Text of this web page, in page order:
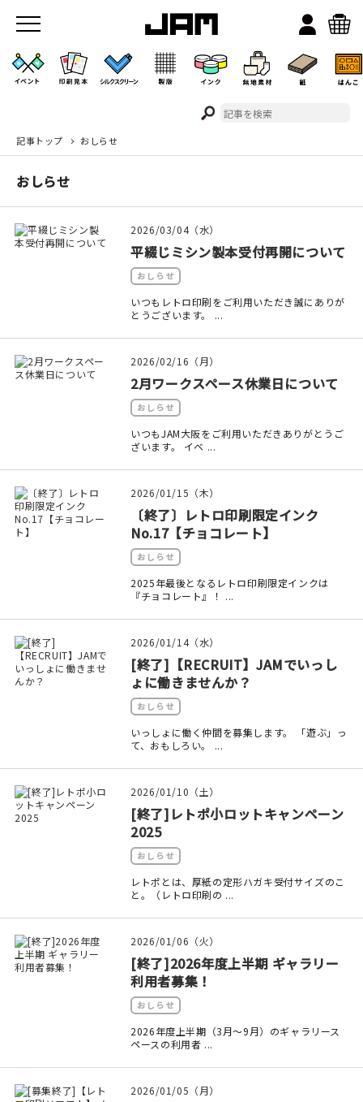
JAMのこと
お店/ワークスペース
イベント
印刷見本
紙
本
はんこ
JAMグッズ
ギャラリー
マイアカウント
記事トップ おしらせ
おしらせ
2026/03/04（水）
平綴じミシン製本受付再開について
おしらせ
いつもレトロ印刷をご利用いただき誠にありが
とうございます。 ...
2026/02/16（月）
2月ワークスペース休業日について
おしらせ
いつもJAM大阪をご利用いただきありがとうご
ざいます。 イベ ...
2026/01/15（木）
〔終了〕レトロ印刷限定インク
No.17【チョコレート】
おしらせ
2025年最後となるレトロ印刷限定インクは
『チョコレート』！ ...
2026/01/14（水）
[終了]【RECRUIT】JAMでいっし
ょに働きませんか？
おしらせ
いっしょに働く仲間を募集します。 「遊ぶ」っ
て、おもしろい。 ...
2026/01/10（土）
[終了]レトポ小ロットキャンペーン
2025
おしらせ
レトポとは、厚紙の定形ハガキ受付サイズのこ
と。（レトロ印刷の ...
2026/01/06（火）
[終了]2026年度上半期 ギャラリー
利用者募集！
おしらせ
2026年度上半期（3月～9月）のギャラリース
ペースの利用者 ...
2026/01/05（月）